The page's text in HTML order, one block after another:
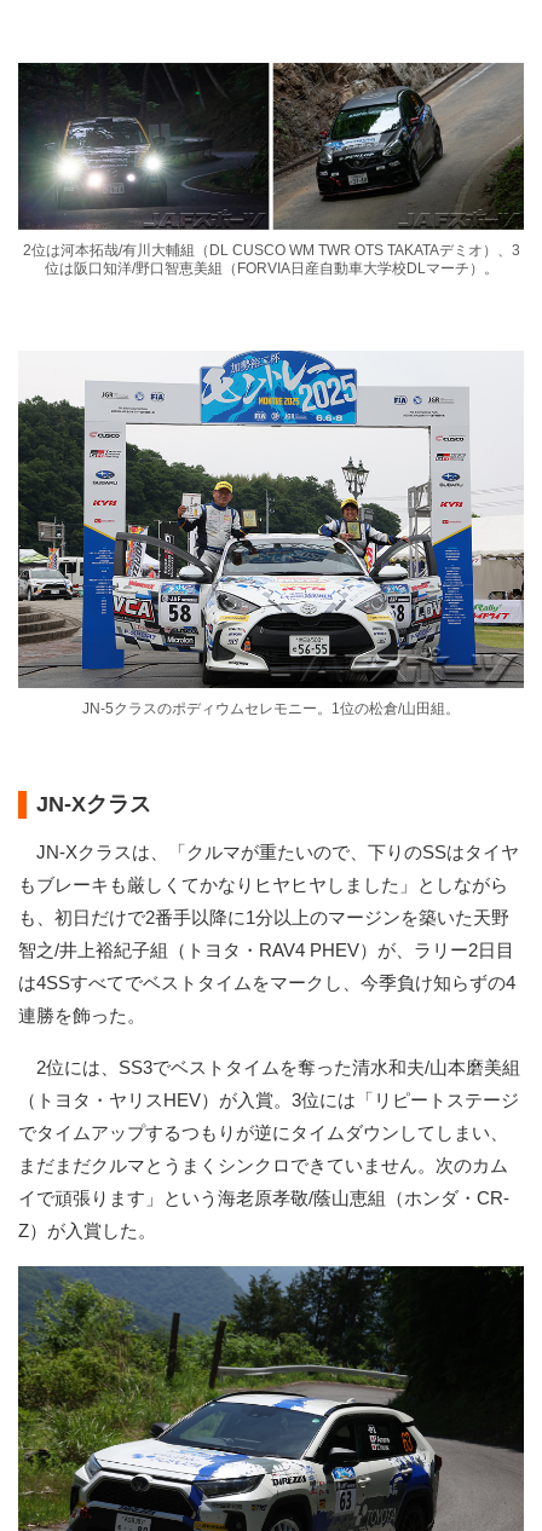
2位は河本拓哉/有川⼤輔組（DL CUSCO WM TWR OTS TAKATAデミオ）、3
位は阪⼝知洋/野⼝智恵美組（FORVIA日産自動車大学校DLマーチ）。
JN-5クラスのポディウムセレモニー。1位の松倉/⼭⽥組。
JN-Xクラス
JN-Xクラスは、「クルマが重たいので、下りのSSはタイヤ
もブレーキも厳しくてかなりヒヤヒヤしました」としながら
も、初日だけで2番手以降に1分以上のマージンを築いた天野
智之/井上裕紀子組（トヨタ・RAV4 PHEV）が、ラリー2日目
は4SSすべてでベストタイムをマークし、今季負け知らずの4
連勝を飾った。
2位には、SS3でベストタイムを奪った清水和夫/山本磨美組
（トヨタ・ヤリスHEV）が入賞。3位には「リピートステージ
でタイムアップするつもりが逆にタイムダウンしてしまい、
まだまだクルマとうまくシンクロできていません。次のカム
イで頑張ります」という海老原孝敬/蔭山恵組（ホンダ・CR-
Z）が入賞した。